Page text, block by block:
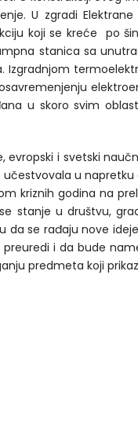
U zgradi
koji se kreće po
stanica sa
u skoro svim
i svetski
u
kriznih godina na
stanje u društvu,
se rađaju nove
i da bude
predmeta koji